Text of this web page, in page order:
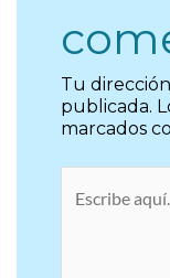
Tu
publicada.
marcados